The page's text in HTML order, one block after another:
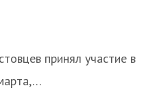
принял участие в